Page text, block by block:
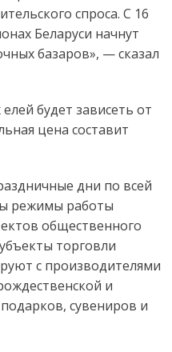
спроса. С 16
Беларуси начнут
базаров», — сказал
будет зависеть от
цена составит
дни по всей
режимы работы
общественного
торговли
с производителями
и
сувениров и